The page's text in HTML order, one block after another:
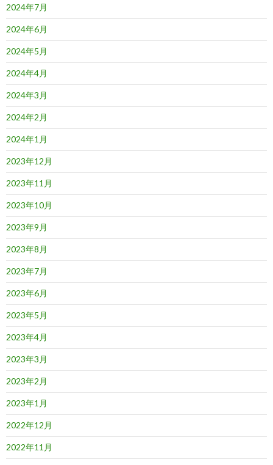
2024年7月
2024年6月
2024年5月
2024年4月
2024年3月
2024年2月
2024年1月
2023年12月
2023年11月
2023年10月
2023年9月
2023年8月
2023年7月
2023年6月
2023年5月
2023年4月
2023年3月
2023年2月
2023年1月
2022年12月
2022年11月